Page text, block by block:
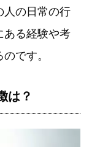
人の日常の行
ある経験や考
です。
は？